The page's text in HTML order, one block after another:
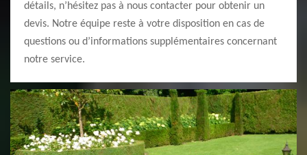
détails, n’hésitez pas à nous contacter pour obtenir un
devis. Notre équipe reste à votre disposition en cas de
questions ou d’informations supplémentaires concernant
notre service.